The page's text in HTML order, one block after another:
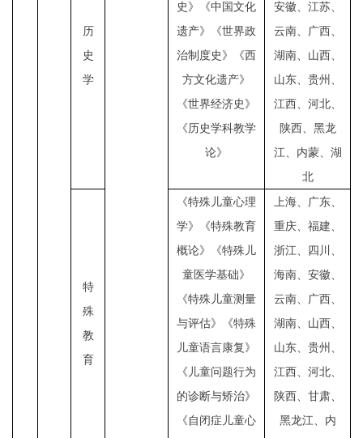
历
史
学
史》《中国文化
遗产》《世界政
治制度史》《西
方文化遗产》
《世界经济史》
《历史学科教学
论》
安徽、江苏、
云南、广西、
湖南、山西、
山东、贵州、
江西、河北、
陕西、黑龙
江、内蒙、湖
北
特
殊
教
育
《特殊儿童心理
学》《特殊教育
概论》《特殊儿
童医学基础》
《特殊儿童测量
与评估》《特殊
儿童语言康复》
《儿童问题行为
的诊断与矫治》
《自闭症儿童心
上海、广东、
重庆、福建、
浙江、四川、
海南、安徽、
云南、广西、
湖南、山西、
山东、贵州、
江西、河北、
陕西、甘肃、
黑龙江、内